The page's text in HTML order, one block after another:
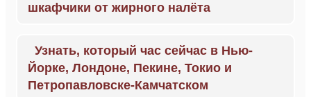
шкафчики от жирного налёта
Узнать, который час сейчас в Нью-
Йорке, Лондоне, Пекине, Токио и
Петропавловске-Камчатском